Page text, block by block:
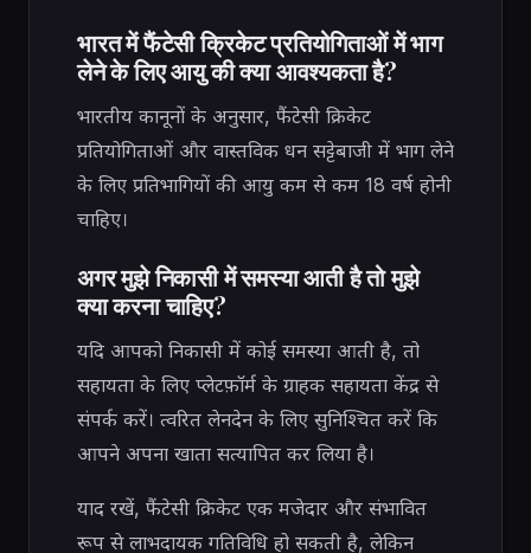
भारत में फैंटेसी क्रिकेट प्रतियोगिताओं में भाग
लेने के लिए आयु की क्या आवश्यकता है?
भारतीय कानूनों के अनुसार, फैंटेसी क्रिकेट
प्रतियोगिताओं और वास्तविक धन सट्टेबाजी में भाग लेने
के लिए प्रतिभागियों की आयु कम से कम 18 वर्ष होनी
चाहिए।
अगर मुझे निकासी में समस्या आती है तो मुझे
क्या करना चाहिए?
यदि आपको निकासी में कोई समस्या आती है, तो
सहायता के लिए प्लेटफ़ॉर्म के ग्राहक सहायता केंद्र से
संपर्क करें। त्वरित लेनदेन के लिए सुनिश्चित करें कि
आपने अपना खाता सत्यापित कर लिया है।
याद रखें, फैंटेसी क्रिकेट एक मजेदार और संभावित
रूप से लाभदायक गतिविधि हो सकती है, लेकिन